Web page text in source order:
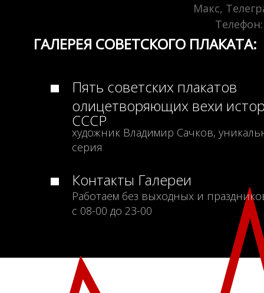
Макс,
Телефон:
ГАЛЕРЕЯ СОВЕТСКОГО ПЛАКАТА:
Пять советских плакатов
олицетворяющих вехи
СССР
художник Владимир Сачков,
серия
Контакты Галереи
Работаем без выходных и
с 08-00 до 23-00